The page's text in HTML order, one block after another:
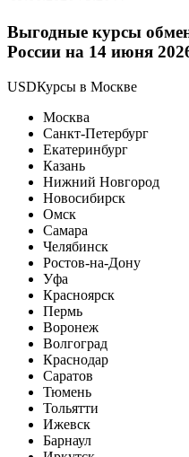
Выгодные курсы
России на 14 июня
USDКурсы в Москве
Москва
Санкт-Петербург
Екатеринбург
Казань
Нижний Новгород
Новосибирск
Омск
Самара
Челябинск
Ростов-на-Дону
Уфа
Красноярск
Пермь
Воронеж
Волгоград
Краснодар
Саратов
Тюмень
Тольятти
Ижевск
Барнаул